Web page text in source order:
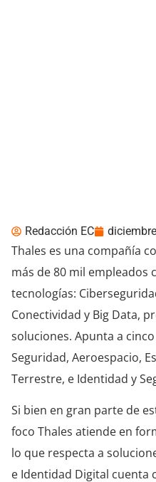
Redacción EC
Thales es una compañía
más de 80 mil empleados
tecnologías:
Conectividad y Big Data,
soluciones. Apunta a
Seguridad, Aeroespacio,
Terrestre, e Identidad y
Si bien en gran parte de
foco Thales atiende en
lo que respecta a
e Identidad Digital cuenta